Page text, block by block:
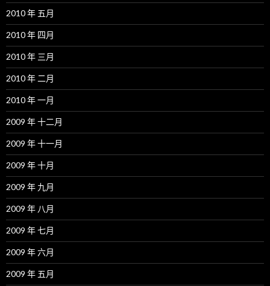
2010 年 五月
2010 年 四月
2010 年 三月
2010 年 二月
2010 年 一月
2009 年 十二月
2009 年 十一月
2009 年 十月
2009 年 九月
2009 年 八月
2009 年 七月
2009 年 六月
2009 年 五月